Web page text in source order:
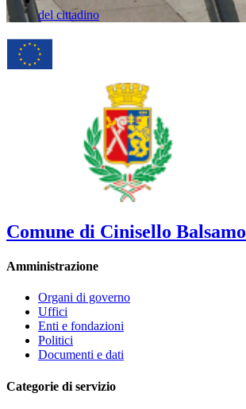
del cittadino
Comune di Cinisello Balsamo
Amministrazione
Organi di governo
Uffici
Enti e fondazioni
Politici
Documenti e dati
Categorie di servizio